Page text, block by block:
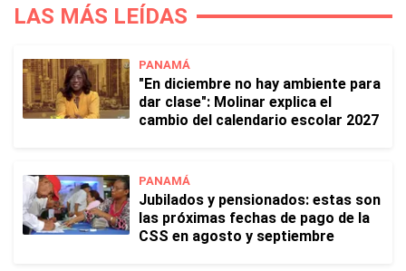
LAS MÁS LEÍDAS
PANAMÁ
"En diciembre no hay ambiente para
dar clase": Molinar explica el
cambio del calendario escolar 2027
PANAMÁ
Jubilados y pensionados: estas son
las próximas fechas de pago de la
CSS en agosto y septiembre